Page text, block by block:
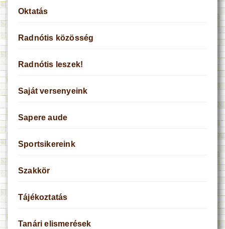
Oktatás
Radnótis közösség
Radnótis leszek!
Saját versenyeink
Sapere aude
Sportsikereink
Szakkör
Tájékoztatás
Tanári elismerések